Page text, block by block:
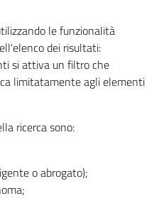
le funzionalità
dei risultati:
si attiva un filtro che
limitatamente agli elementi
ricerca sono:
o abrogato);